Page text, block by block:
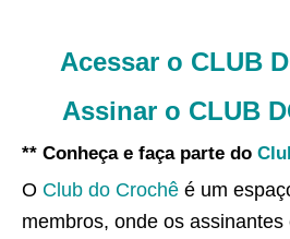
Acessar o CLUB
Assinar o CLUB
** Conheça e faça parte do
O Club do Crochê é um
membros, onde os assinantes